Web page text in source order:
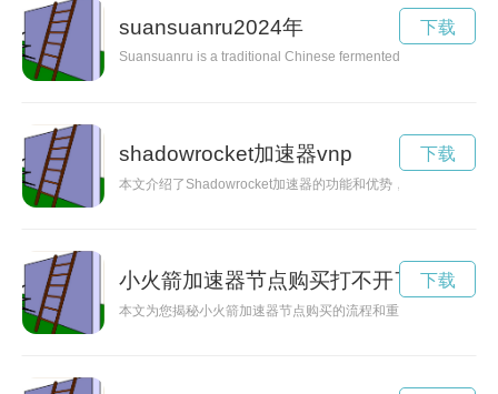
suansuanru2024年
Suansuanru is a traditional Chinese fermented beverage that
下载
shadowrocket加速器vnp
本文介绍了Shadowrocket加速器的功能和优势，其通过科技创
下载
小火箭加速器节点购买打不开了
本文为您揭秘小火箭加速器节点购买的流程和重要性，介绍如
下载